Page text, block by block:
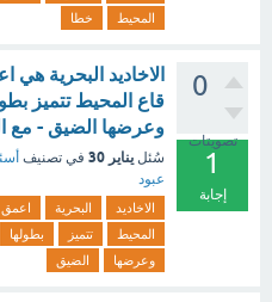
المحيط
خطا
0
تصويتات
1
إجابة
الاخاديد البحرية
قاع المحيط تتميز
وعرضها الضيق - مع
سُئل يناير 30 في تصنيف
عبود
الاخاديد البحرية اعمق
المحيط
تتميز بطولها
وعرضها
الضيق